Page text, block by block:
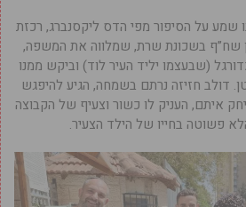
שמע על הסיפור מפי הדס ליקסנברג, רכזת
שח”ף בשכונת שרת, שמלווה את המשפה,
(שבעצמו יליד העיר לוד) וביקש ממנו
דולב חזיזה נרתם בשמחה, הגיע להיפגש
איתם, העניק לו כשור וצעיף של הקבוצה
פשוטה בחייו של הילד הצעיר.